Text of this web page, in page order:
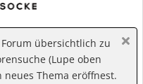
übersichtlich zu
(Lupe oben
Thema eröffnest.